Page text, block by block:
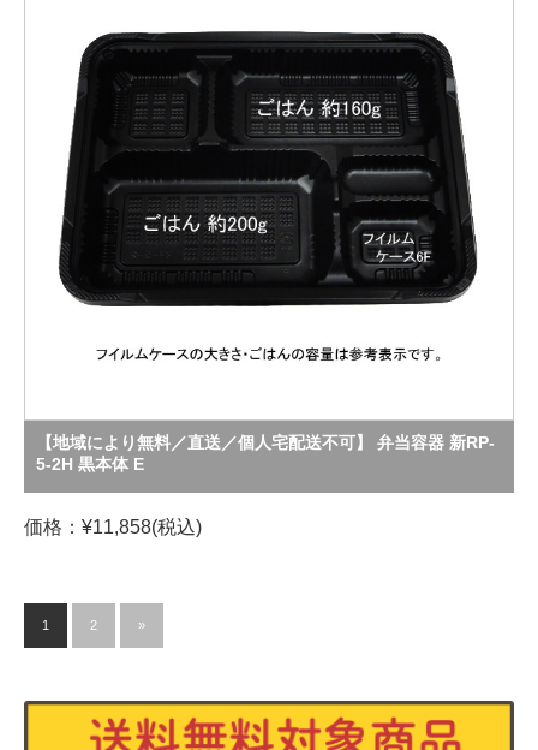
【地域により無料／直送／個人宅配送不可】 弁当容器 新RP-
5-2H 黒本体 E
価格：¥11,858(税込)
1 2 »